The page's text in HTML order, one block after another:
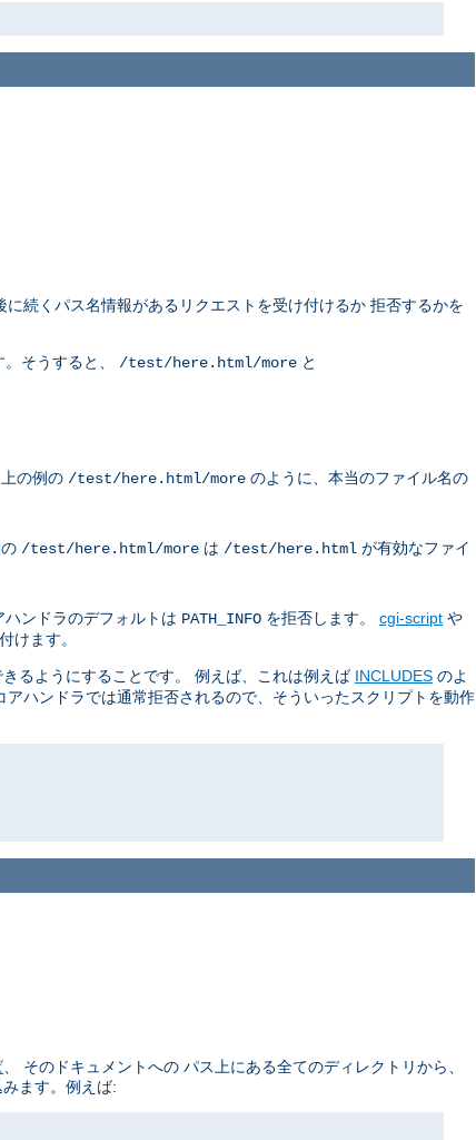
続くパス名情報があるリクエストを受け付けるか 拒否するかを
そうすると、 /test/here.html/more と
の例の /test/here.html/more のように、本当のファイル名の
/test/here.html/more は /test/here.html が有効なファイ
ンドラのデフォルトは PATH_INFO を拒否します。 cgi-script や
けます。
るようにすることです。 例えば、これは例えば INCLUDES のよ
ハンドラでは通常拒否されるので、そういったスクリプトを動作
、 そのドキュメントへの パス上にある全てのディレクトリから、
ます。例えば: